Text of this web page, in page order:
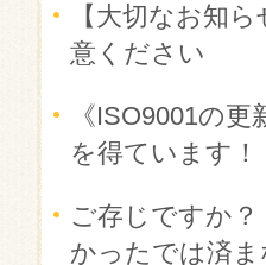
【大切なお知
意ください
《ISO9001の
を得ています！
ご存じですか
かったでは済